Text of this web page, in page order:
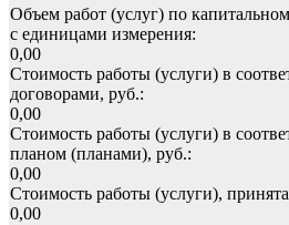
Объем работ (услуг) по
с единицами измерения:
0,00
Стоимость работы (услуги) в
договорами, руб.:
0,00
Стоимость работы (услуги) в
планом (планами), руб.:
0,00
Стоимость работы (услуги),
0,00